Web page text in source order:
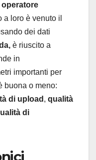
operatore
a loro è venuto il
dei dati
è riuscito a
in
importanti per
buona o meno:
di upload , qualità
di